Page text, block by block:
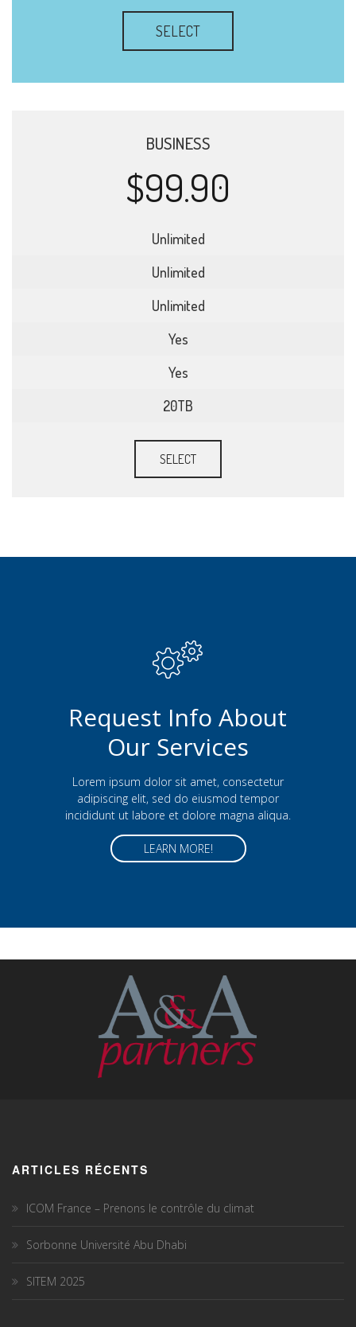
SELECT
BUSINESS
$99.90
Unlimited
Unlimited
Unlimited
Yes
Yes
20TB
SELECT
Request Info About
Our Services
Lorem ipsum dolor sit amet, consectetur
adipiscing elit, sed do eiusmod tempor
incididunt ut labore et dolore magna aliqua.
LEARN MORE!
ARTICLES RÉCENTS
ICOM France – Prenons le contrôle du climat
Sorbonne Université Abu Dhabi
SITEM 2025